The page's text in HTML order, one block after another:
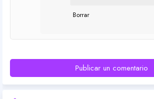
Borrar
Publicar un comentario